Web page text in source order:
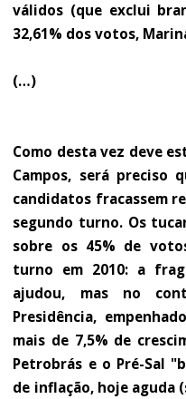
válidos (que exclui
32,61% dos votos,
(…)
Como desta vez deve
Campos, será preciso
candidatos fracassem
segundo turno. Os
sobre os 45% de
turno em 2010: a
ajudou, mas no
Presidência,
mais de 7,5% de
Petrobrás e o Pré-Sal
de inflação, hoje aguda